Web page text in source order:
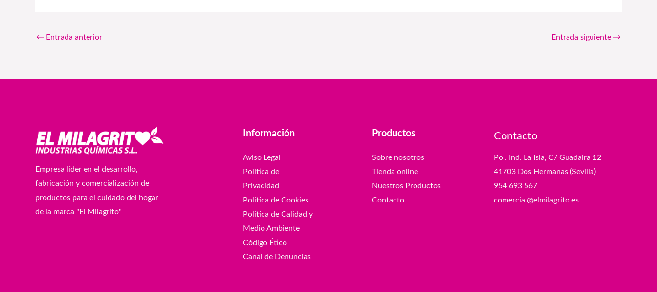
← Entrada anterior Entrada siguiente →
Empresa líder en el desarrollo,
fabricación y comercialización de
productos para el cuidado del hogar
de la marca "El Milagrito"
Información
Aviso Legal
Política de
Privacidad
Política de Cookies
Política de Calidad y
Medio Ambiente
Código Ético
Canal de Denuncias
Productos
Sobre nosotros
Tienda online
Nuestros Productos
Contacto
Contacto
Pol. Ind. La Isla, C/ Guadaira 12
41703 Dos Hermanas (Sevilla)
954 693 567
comercial@elmilagrito.es